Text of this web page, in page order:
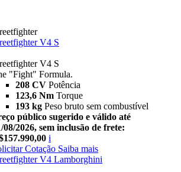
V4 S
V4 S
"Fight" Formula.
208 CV Potência
123,6 Nm Torque
193 kg Peso bruto sem combustível
público sugerido e válido até
08/2026, sem inclusão de frete:
i
Cotação Saiba mais
V4 Lamborghini